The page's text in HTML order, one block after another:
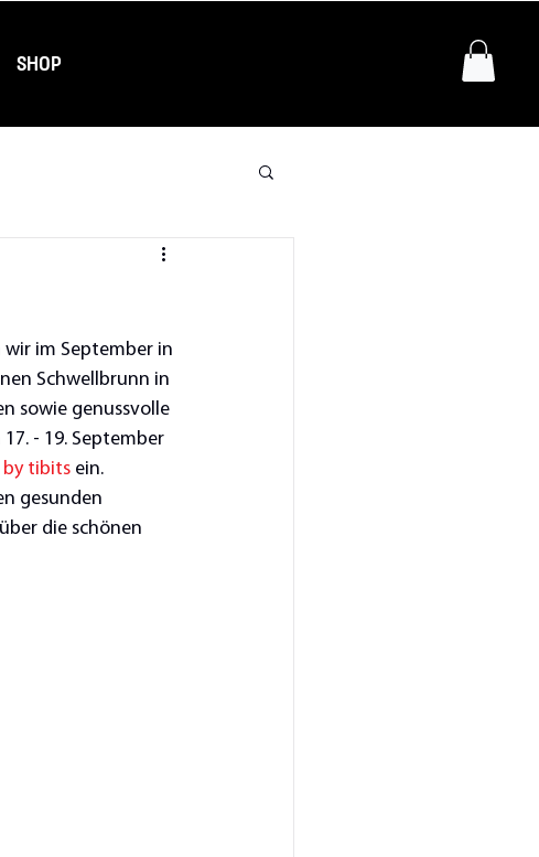
SHOP
im September in
Schwellbrunn in
sowie genussvolle
- 19. September
by tibits ein.
gesunden
die schönen